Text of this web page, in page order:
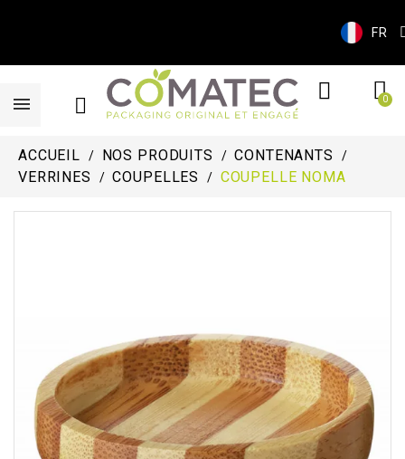
FR
ACCUEIL NOS PRODUITS
CONTENANTS
VERRINES
COUPELLES COUPELLE NOMA